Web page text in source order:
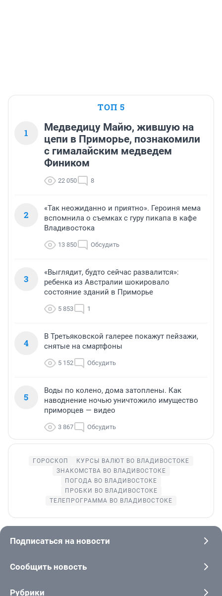
ТОП 5
1
Медведицу Майю, жившую на
цепи в Приморье, познакомили
с гималайским медведем
Фиником
22 050 8
2
«Так неожиданно и приятно». Героиня мема
вспомнила о съемках с гуру пикапа в кафе
Владивостока
13 850 Обсудить
3
«Выглядит, будто сейчас развалится»:
ребенка из Австралии шокировало
состояние зданий в Приморье
5 853 1
4
В Третьяковской галерее покажут пейзажи,
снятые на смартфоны
5 152 Обсудить
5
Воды по колено, дома затоплены. Как
наводнение ночью уничтожило имущество
приморцев — видео
3 867 Обсудить
ГОРОСКОП
КУРСЫ ВАЛЮТ ВО ВЛАДИВОСТОКЕ
ЗНАКОМСТВА ВО ВЛАДИВОСТОКЕ
ПОГОДА ВО ВЛАДИВОСТОКЕ
ПРОБКИ ВО ВЛАДИВОСТОКЕ
ТЕЛЕПРОГРАММА ВО ВЛАДИВОСТОКЕ
Подписаться на новости
Сообщить новость
Рубрики